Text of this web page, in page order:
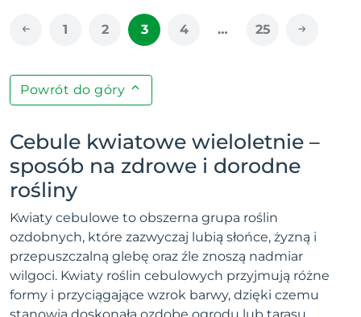
1 2 3 4 … 25
Powrót do góry
Cebule kwiatowe wieloletnie –
sposób na zdrowe i dorodne
rośliny
Kwiaty cebulowe to obszerna grupa roślin
ozdobnych, które zazwyczaj lubią słońce, żyzną i
przepuszczalną glebę oraz źle znoszą nadmiar
wilgoci. Kwiaty roślin cebulowych przyjmują różne
formy i przyciągające wzrok barwy, dzięki czemu